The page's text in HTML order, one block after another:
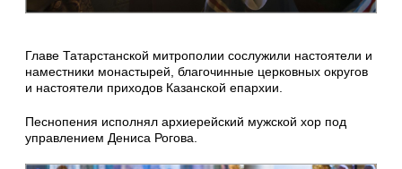
Главе Татарстанской митрополии сослужили настоятели и
наместники монастырей, благочинные церковных округов
и настоятели приходов Казанской епархии.
Песнопения исполнял архиерейский мужской хор под
управлением Дениса Рогова.